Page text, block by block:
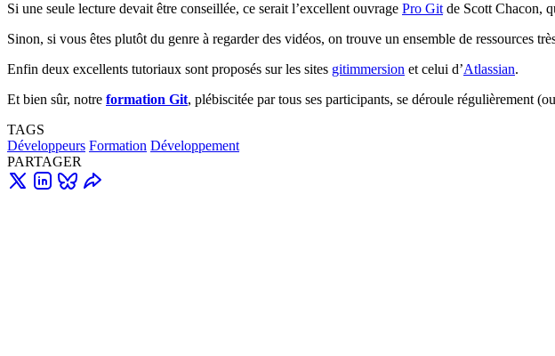
Si une seule lecture devait être conseillée, ce serait l’excellent ouvrage Pro Git de Scott Chacon,
Sinon, si vous êtes plutôt du genre à regarder des vidéos, on trouve un ensemble de ressources
Enfin deux excellents tutoriaux sont proposés sur les sites gitimmersion et celui d’Atlassian.
Et bien sûr, notre formation Git, plébiscitée par tous ses participants, se déroule régulièrement
TAGS
Développeurs Formation Développement
PARTAGER